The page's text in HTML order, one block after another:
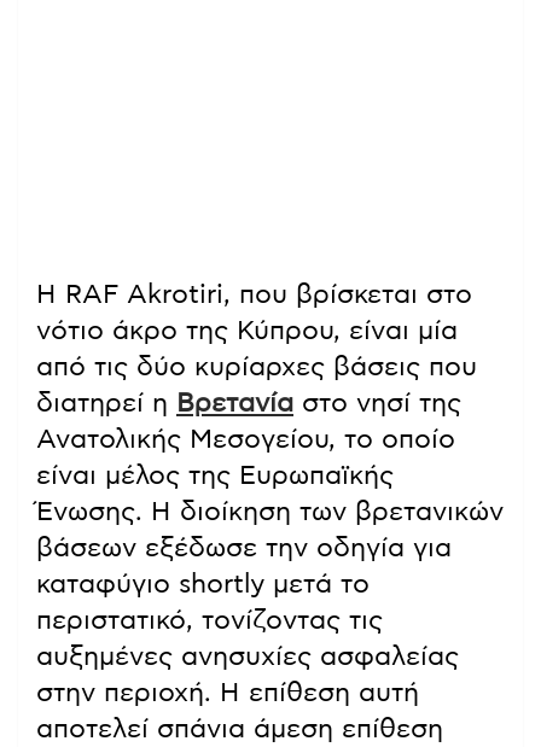
Η RAF Akrotiri, που βρίσκεται στο
νότιο άκρο της Κύπρου, είναι μία
από τις δύο κυρίαρχες βάσεις που
διατηρεί η Βρετανία στο νησί της
Ανατολικής Μεσογείου, το οποίο
είναι μέλος της Ευρωπαϊκής
Ένωσης. Η διοίκηση των βρετανικών
βάσεων εξέδωσε την οδηγία για
καταφύγιο shortly μετά το
περιστατικό, τονίζοντας τις
αυξημένες ανησυχίες ασφαλείας
στην περιοχή. Η επίθεση αυτή
αποτελεί σπάνια άμεση επίθεση